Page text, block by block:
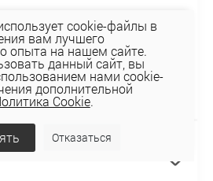
cookie-файлы в
вам лучшего
опыта на нашем сайте.
данный сайт, вы
нами cookie-
дополнительной
Cookie.
Отказаться